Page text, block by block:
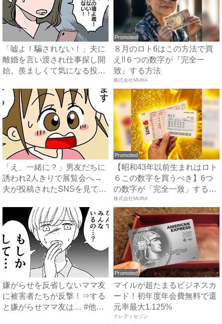
「嘘よ！騙されない！」夫に
離婚を言い渡され仕事探し開
始。羨ましくて気になる投稿
Promoted
８月のロト6はこの方法で買
え!!６つの数字が『完全一
致』する方法
株式会社MURA
「え、一緒に？」男友だちに
誘われ2人きりで展覧会へ→
夫が投稿されたSNSを見て
Promoted
【昭和43年以前生まれはロト
６この数字を買うべき】6つ
の数字が「完全一致」する
方...
株式会社MURA
嫌がらせを反省しないママ友
に被害者たちが反撃！⇒する
と嫌がらせママ友は… #他
Promoted
マイルが超たまるビジネスカ
ード！初年度年会費無料で還
元率最大1.125%
クレディセゾン